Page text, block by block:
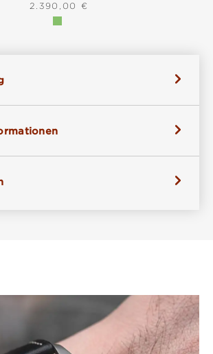
REGULÄRER PREIS:
2.390,00 €